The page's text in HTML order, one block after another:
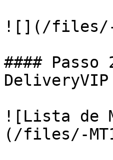
![](/files/-
####
DeliveryVIP
![Lista de
(/files/-